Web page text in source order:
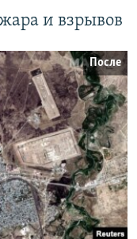
и взрывов
После